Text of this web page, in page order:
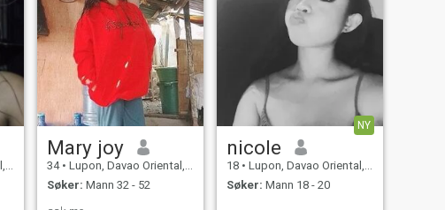
Mary joy
34 • Lupon, Davao Oriental, Filippinene
Søker: Mann 32 - 52
NY
nicole
18 • Lupon, Davao Oriental, Filippinene
Søker: Mann 18 - 20